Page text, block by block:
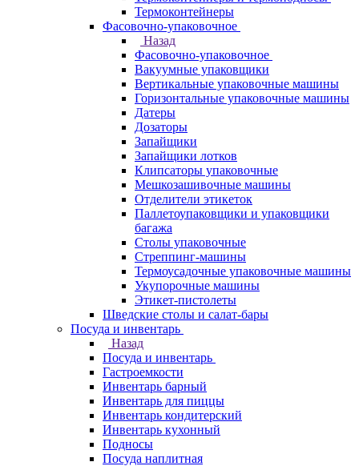
Термоконтейнеры
Фасовочно-упаковочное
Назад
Фасовочно-упаковочное
Вакуумные упаковщики
Вертикальные упаковочные машины
Горизонтальные упаковочные машины
Датеры
Дозаторы
Запайщики
Запайщики лотков
Клипсаторы упаковочные
Мешкозашивочные машины
Отделители этикеток
Паллетоупаковщики и упаковщики
багажа
Столы упаковочные
Стреппинг-машины
Термоусадочные упаковочные машины
Укупорочные машины
Этикет-пистолеты
Шведские столы и салат-бары
Посуда и инвентарь
Назад
Посуда и инвентарь
Гастроемкости
Инвентарь барный
Инвентарь для пиццы
Инвентарь кондитерский
Инвентарь кухонный
Подносы
Посуда наплитная